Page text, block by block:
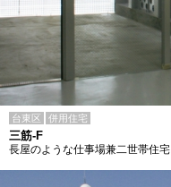
台東区 併用住宅
三筋-F
長屋のような仕事場兼二世帯住宅